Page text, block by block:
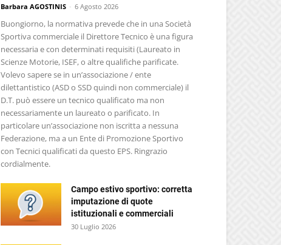
Barbara AGOSTINIS - 6 Agosto 2026
Buongiorno, la normativa prevede che in una Società
Sportiva commerciale il Direttore Tecnico è una figura
necessaria e con determinati requisiti (Laureato in
Scienze Motorie, ISEF, o altre qualifiche parificate.
Volevo sapere se in un’associazione / ente
dilettantistico (ASD o SSD quindi non commerciale) il
D.T. può essere un tecnico qualificato ma non
necessariamente un laureato o parificato. In
particolare un’associazione non iscritta a nessuna
Federazione, ma a un Ente di Promozione Sportivo
con Tecnici qualificati da questo EPS. Ringrazio
cordialmente.
Campo estivo sportivo: corretta
imputazione di quote
istituzionali e commerciali
30 Luglio 2026